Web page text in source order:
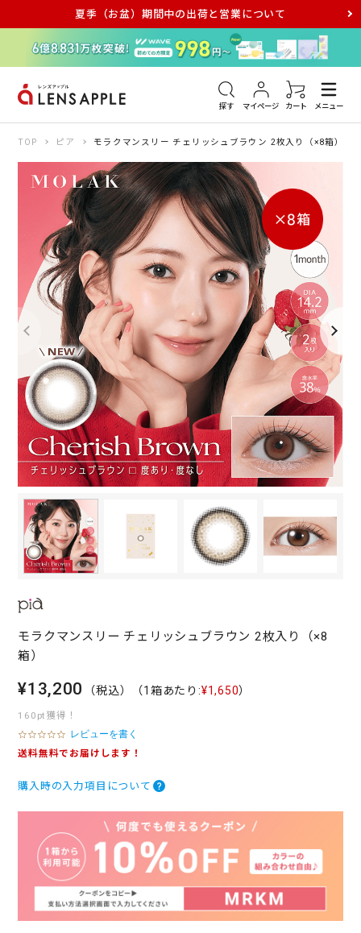
夏季（お盆）期間中の出荷と営業について
探す マイページ カート メニュー
アキュビュー メダリスト メガネ
TOP ピア モラクマンスリー チェリッシュブラウン 2枚入り（×8箱）
モラクマンスリー チェリッシュブラウン 2枚入り（×8
箱）
¥13,200 （税込） （1箱あたり:¥1,650）
160pt獲得！
0
.
t
r
t
n
g
レビューを書く
送料無料でお届けします！
購入時の入力項目について